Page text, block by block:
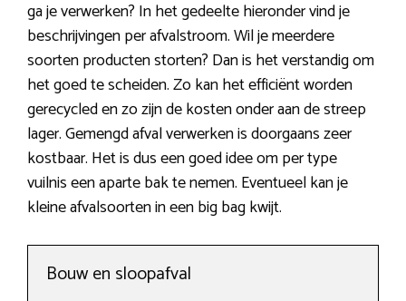
ga je verwerken? In het gedeelte hieronder vind je
beschrijvingen per afvalstroom. Wil je meerdere
soorten producten storten? Dan is het verstandig om
het goed te scheiden. Zo kan het efficiënt worden
gerecycled en zo zijn de kosten onder aan de streep
lager. Gemengd afval verwerken is doorgaans zeer
kostbaar. Het is dus een goed idee om per type
vuilnis een aparte bak te nemen. Eventueel kan je
kleine afvalsoorten in een big bag kwijt.
Bouw en sloopafval